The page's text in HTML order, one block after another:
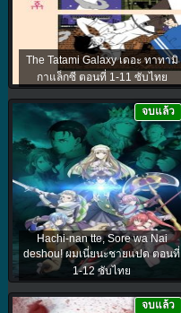
The Tatami Galaxy เดอะ ทาทามิ
กาแล็กซี ตอนที่ 1-11 ซับไทย
Hachi-nan tte, Sore wa Nai
deshou! ผมเนี่ยนะชายแปด ตอนที่
1-12 ซับไทย
จบแล้ว
จบแล้ว